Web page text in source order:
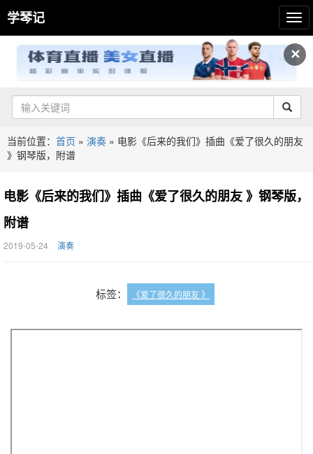
✕
学琴记
当前位置： 首页 » 演奏 » 电影《后来的我们》插曲《爱了很久的朋友
》钢琴版，附谱
电影《后来的我们》插曲《爱了很久的朋友 》钢琴版，
附谱
2019-05-24 演奏
标签： 《爱了很久的朋友 》